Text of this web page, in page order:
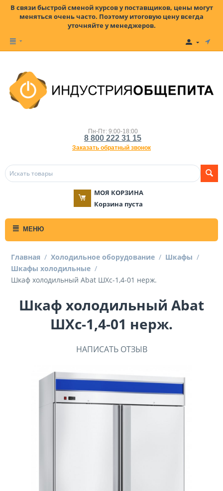
В связи быстрой сменой курсов у поставщиков, цены могут
меняться очень часто. Поэтому итоговую цену всегда
уточняйте у менеджеров.
Пн-Пт: 9:00-18:00
8 800 222 31 15
Заказать обратный звонок
МОЯ КОРЗИНА
Корзина пуста
МЕНЮ
Главная / Холодильное оборудование / Шкафы /
Шкафы холодильные /
Шкаф холодильный Abat ШХс-1,4-01 нерж.
Шкаф холодильный Abat
ШХс-1,4-01 нерж.
НАПИСАТЬ ОТЗЫВ